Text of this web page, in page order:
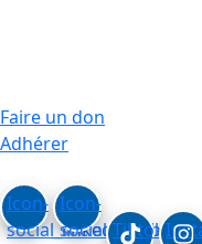
Faire un don
Adhérer
Icon-
social_linkedin
Icon-
social_facebook
Tiktok